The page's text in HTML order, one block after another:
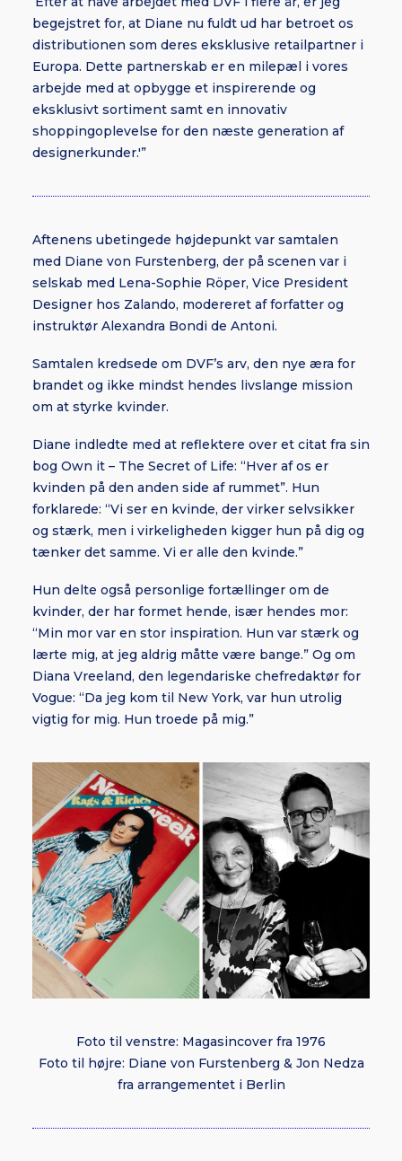
begejstret for, at Diane nu fuldt ud har betroet os
distributionen som deres eksklusive retailpartner i
Europa. Dette partnerskab er en milepæl i vores
arbejde med at opbygge et inspirerende og
eksklusivt sortiment samt en innovativ
shoppingoplevelse for den næste generation af
designerkunder.'”
Aftenens ubetingede højdepunkt var samtalen
med Diane von Furstenberg, der på scenen var i
selskab med Lena-Sophie Röper, Vice President
Designer hos Zalando, modereret af forfatter og
instruktør Alexandra Bondi de Antoni.
Samtalen kredsede om DVF’s arv, den nye æra for
brandet og ikke mindst hendes livslange mission
om at styrke kvinder.
Diane indledte med at reflektere over et citat fra sin
bog Own it – The Secret of Life: “Hver af os er
kvinden på den anden side af rummet”. Hun
forklarede: “Vi ser en kvinde, der virker selvsikker
og stærk, men i virkeligheden kigger hun på dig og
tænker det samme. Vi er alle den kvinde.”
Hun delte også personlige fortællinger om de
kvinder, der har formet hende, især hendes mor:
“Min mor var en stor inspiration. Hun var stærk og
lærte mig, at jeg aldrig måtte være bange.” Og om
Diana Vreeland, den legendariske chefredaktør for
Vogue: “Da jeg kom til New York, var hun utrolig
vigtig for mig. Hun troede på mig.”
Foto til venstre: Magasincover fra 1976
Foto til højre: Diane von Furstenberg & Jon Nedza
fra arrangementet i Berlin